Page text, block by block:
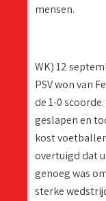
mensen.
WK) 12
PSV won van
de 1-0
geslapen en
kost
overtuigd dat
genoeg was
sterke